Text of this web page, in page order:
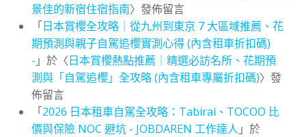
景佳的新宿住宿指南〉發佈留言
「日本賞櫻全攻略｜從九州到東京 7 大區域推薦、花
期預測與親子自駕追櫻實測心得 (內含租車折扣碼)
- 」於〈日本賞櫻熱點推薦｜精選必訪名所、花期預
測與「自駕追櫻」全攻略 (內含租車專屬折扣碼)〉發
佈留言
「2026 日本租車自駕全攻略：Tabirai、TOCOO 比
價與保險 NOC 避坑 - JOBDAREN 工作達人 」於